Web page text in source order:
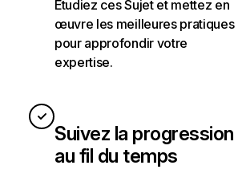
Étudiez ces Sujet et mettez en
œuvre les meilleures pratiques
pour approfondir votre
expertise.
Suivez la progression
au fil du temps